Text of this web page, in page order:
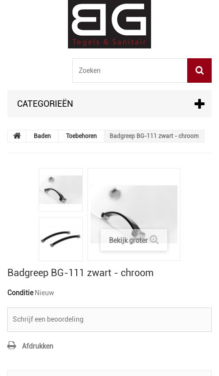
CATEGORIEËN
Baden Toebehoren Badgreep BG-111 zwart - chroom
Bekijk groter
Badgreep BG-111 zwart - chroom
Conditie Nieuw
Schrijf een beoordeling
Afdrukken